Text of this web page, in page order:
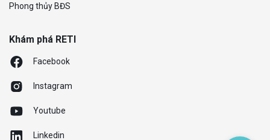
Phong thủy BĐS
Khám phá RETI
Facebook
Instagram
Youtube
Linkedin